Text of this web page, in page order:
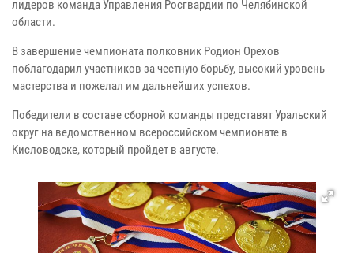
лидеров команда Управления Росгвардии по Челябинской
области.
В завершение чемпионата полковник Родион Орехов
поблагодарил участников за честную борьбу, высокий уровень
мастерства и пожелал им дальнейших успехов.
Победители в составе сборной команды представят Уральский
округ на ведомственном всероссийском чемпионате в
Кисловодске, который пройдет в августе.